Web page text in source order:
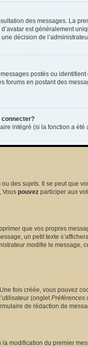
des messages. La
est généralement
décision de
postés ou
forums en postant des
connecter?
intégré (si la fonction a
des sujets. Il se peut que
Vous pouvez participer aux
que vos propres
un petit texte
modifie le
fois créée, vous pouvez
(ongletPréférences
de rédaction de
modification du premier